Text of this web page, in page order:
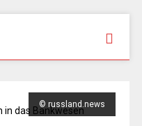
© russland.news